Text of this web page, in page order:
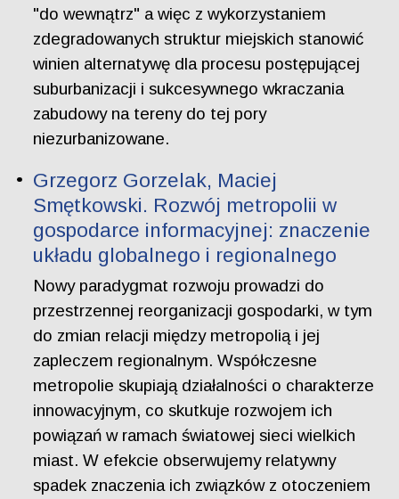
"do wewnątrz" a więc z wykorzystaniem
zdegradowanych struktur miejskich stanowić
winien alternatywę dla procesu postępującej
suburbanizacji i sukcesywnego wkraczania
zabudowy na tereny do tej pory
niezurbanizowane.
Grzegorz Gorzelak, Maciej
Smętkowski. Rozwój metropolii w
gospodarce informacyjnej: znaczenie
układu globalnego i regionalnego
Nowy paradygmat rozwoju prowadzi do
przestrzennej reorganizacji gospodarki, w tym
do zmian relacji między metropolią i jej
zapleczem regionalnym. Współczesne
metropolie skupiają działalności o charakterze
innowacyjnym, co skutkuje rozwojem ich
powiązań w ramach światowej sieci wielkich
miast. W efekcie obserwujemy relatywny
spadek znaczenia ich związków z otoczeniem